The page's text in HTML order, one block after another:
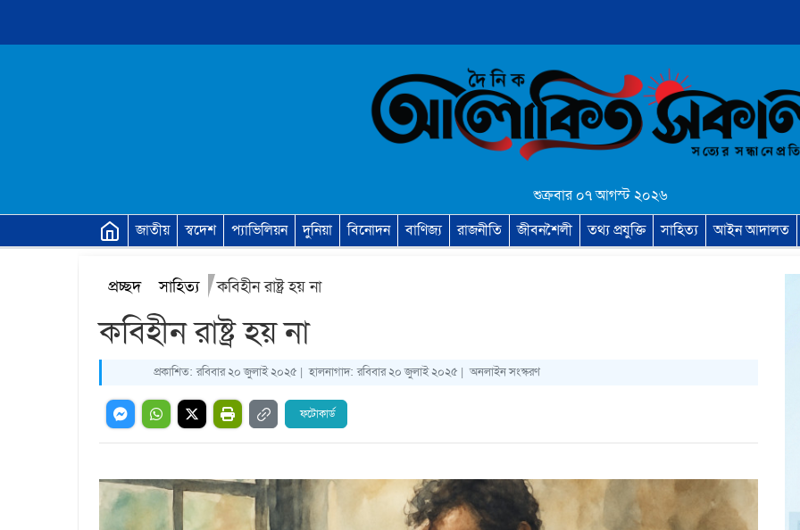
শুক্রবার ০৭ আগস্ট ২০২৬
জাতীয়
স্বদেশ প্যাভিলিয়ন দুনিয়া বিনোদন বাণিজ্য রাজনীতি জীবনশৈলী তথ্য প্রযুক্তি সাহিত্য আইন আদালত
প্রচ্ছদ সাহিত্য কবিহীন রাষ্ট্র হয় না
কবিহীন রাষ্ট্র হয় না
প্রকাশিত: রবিবার ২০ জুলাই ২০২৫ | হালনাগাদ: রবিবার ২০ জুলাই ২০২৫ | অনলাইন সংস্করণ
ফটোকার্ড